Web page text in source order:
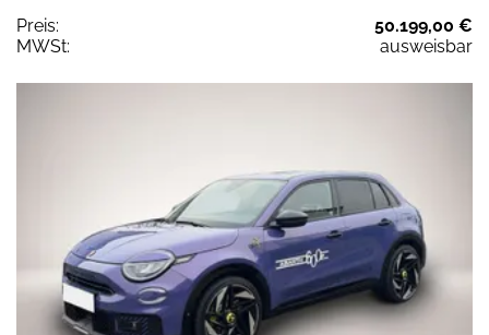
Preis:
50.199,00 €
MWSt:
ausweisbar